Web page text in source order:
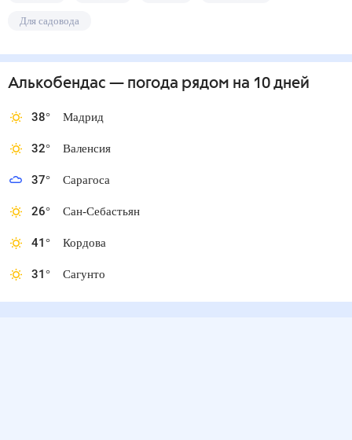
Для садовода
Алькобендас — погода рядом на 10 дней
38° Мадрид
32° Валенсия
37° Сарагоса
26° Сан-Себастьян
41° Кордова
31° Сагунто